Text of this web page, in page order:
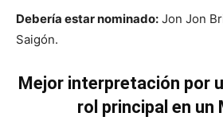
Debería estar nominado: Jon Jon
Saigón.
Mejor interpretación por
rol principal en un